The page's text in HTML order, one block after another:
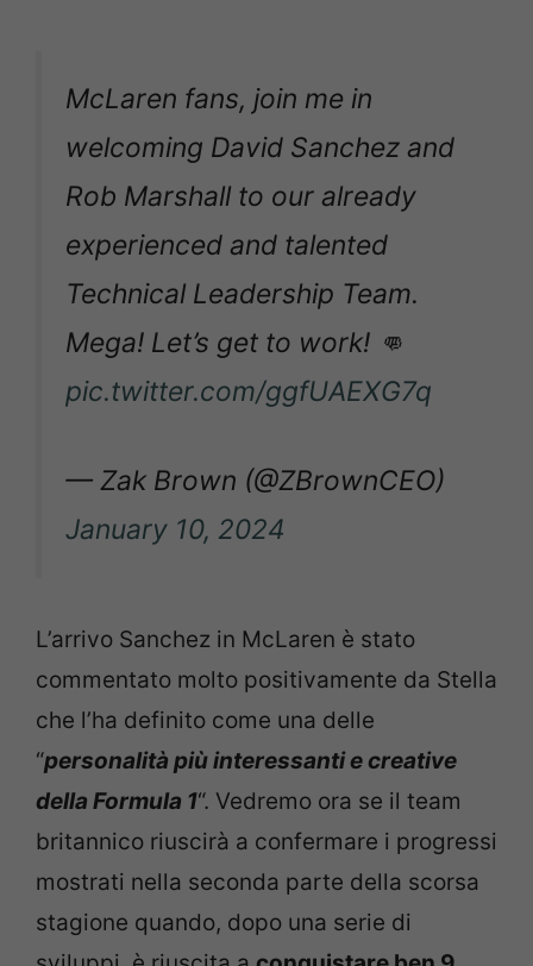
McLaren fans, join me in
welcoming David Sanchez and
Rob Marshall to our already
experienced and talented
Technical Leadership Team.
Mega! Let’s get to work! 👊
pic.twitter.com/ggfUAEXG7q
— Zak Brown (@ZBrownCEO)
January 10, 2024
L’arrivo Sanchez in McLaren è stato
commentato molto positivamente da Stella
che l’ha definito come una delle
“personalità più interessanti e creative
della Formula 1“. Vedremo ora se il team
britannico riuscirà a confermare i progressi
mostrati nella seconda parte della scorsa
stagione quando, dopo una serie di
sviluppi, è riuscita a
conquistare ben 9